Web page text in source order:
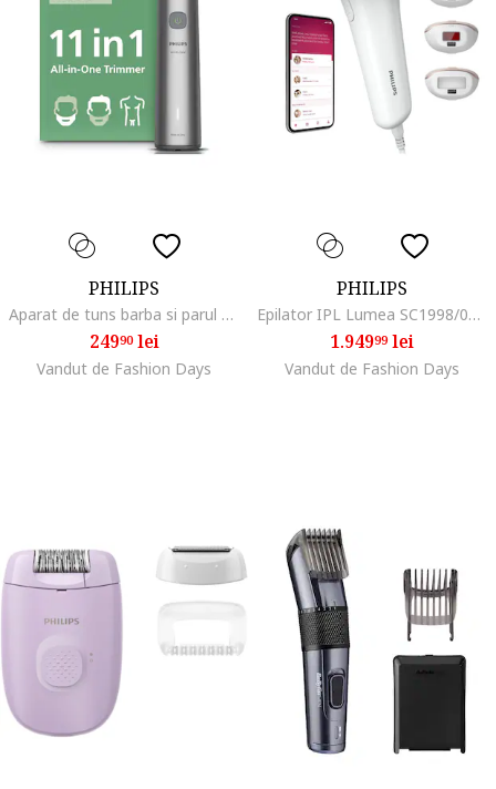
PHILIPS
Aparat de tuns barba si parul 10 in 1 Multigroom All in One MG5920/15, tehnologie BeardSense, lame din otel cu auto-ascutire, 11 setari de lungime, rezistent la apa, husa, Negru / Argintiu, MG5951/15
24990lei
Vandut de Fashion Days
PHILIPS
Epilator IPL Lumea SC1998/00, 250.000 impulsuri, Senzor nuanta piele, accesoriu fata, corp si inghinal, utilizare cu fir, husa, Alb/Roz
1.94999lei
Vandut de Fashion Days